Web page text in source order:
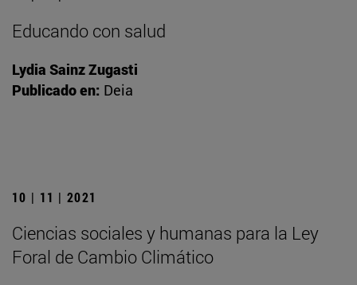
Educando con salud
Lydia Sainz Zugasti
Publicado en: Deia
10 | 11 | 2021
Ciencias sociales y humanas para la Ley
Foral de Cambio Climático